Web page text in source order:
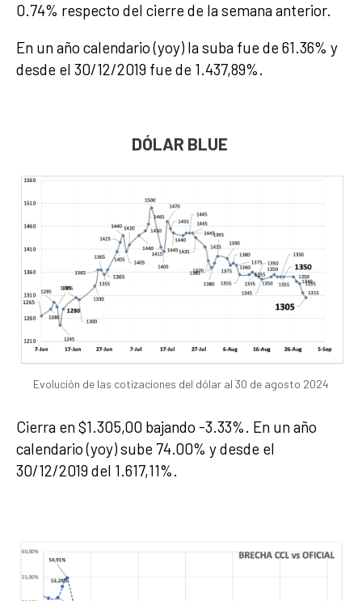
0.74% respecto del cierre de la semana anterior.
En un año calendario (yoy) la suba fue de 61.36% y
desde el 30/12/2019 fue de 1.437,89%.
DÓLAR BLUE
Evolución de las cotizaciones del dólar al 30 de agosto 2024
Cierra en $1.305,00 bajando -3.33%. En un año
calendario (yoy) sube 74.00% y desde el
30/12/2019 del 1.617,11%.